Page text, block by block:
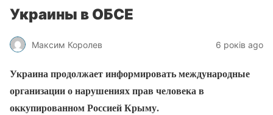
Украины в ОБСЕ
Максим Королев 6 років ago
Украина продолжает информировать международные
организации о нарушениях прав человека в
оккупированном Россией Крыму.